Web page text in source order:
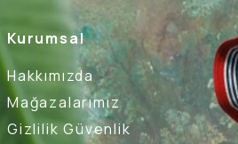
Kurumsal
Hakkımızda
Mağazalarımız
Gizlilik Güvenlik